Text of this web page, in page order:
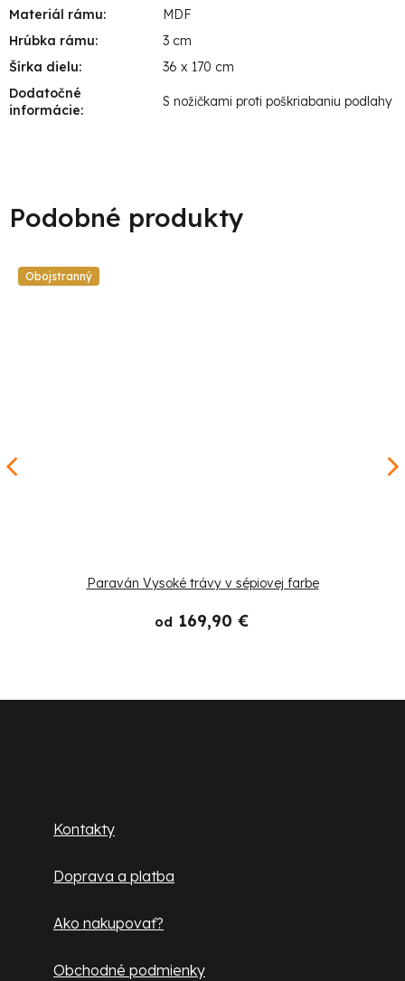
Materiál rámu:
MDF
Hrúbka rámu:
3 cm
Šírka dielu:
36 x 170 cm
Dodatočné
informácie:
S nožičkami proti poškriabaniu podlahy
Obojstranný
Paraván Vysoké trávy v sépiovej farbe
od 169,90 €
Kontakty
Doprava a platba
Ako nakupovať?
Obchodné podmienky